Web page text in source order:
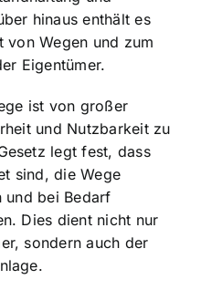
hinaus enthält es
von Wegen und zum
Eigentümer.
ist von großer
und Nutzbarkeit zu
legt fest, dass
sind, die Wege
und bei Bedarf
Dies dient nicht nur
sondern auch der